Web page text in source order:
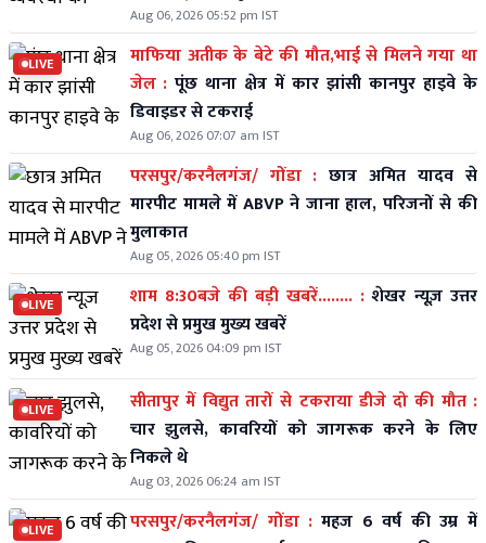
Aug 06, 2026 05:52 pm IST
LIVE
माफिया अतीक के बेटे की मौत,भाई से मिलने गया था
जेल : पूंछ थाना क्षेत्र में कार झांसी कानपुर हाइवे के
डिवाइडर से टकराई
Aug 06, 2026 07:07 am IST
परसपुर/करनैलगंज/ गोंडा : छात्र अमित यादव से
मारपीट मामले में ABVP ने जाना हाल, परिजनों से की
मुलाकात
Aug 05, 2026 05:40 pm IST
LIVE शाम 8:30बजे की बड़ी खबरें........ : शेखर न्यूज़ उत्तर
प्रदेश से प्रमुख मुख्य खबरें
Aug 05, 2026 04:09 pm IST
LIVE
सीतापुर में विद्युत तारों से टकराया डीजे दो की मौत :
चार झुलसे, कावरियों को जागरूक करने के लिए
निकले थे
Aug 03, 2026 06:24 am IST
LIVE परसपुर/करनैलगंज/ गोंडा : महज 6 वर्ष की उम्र में